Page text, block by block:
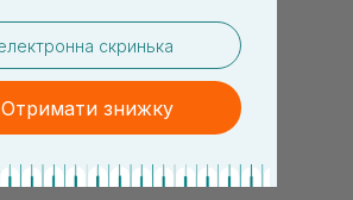
Отримати знижку